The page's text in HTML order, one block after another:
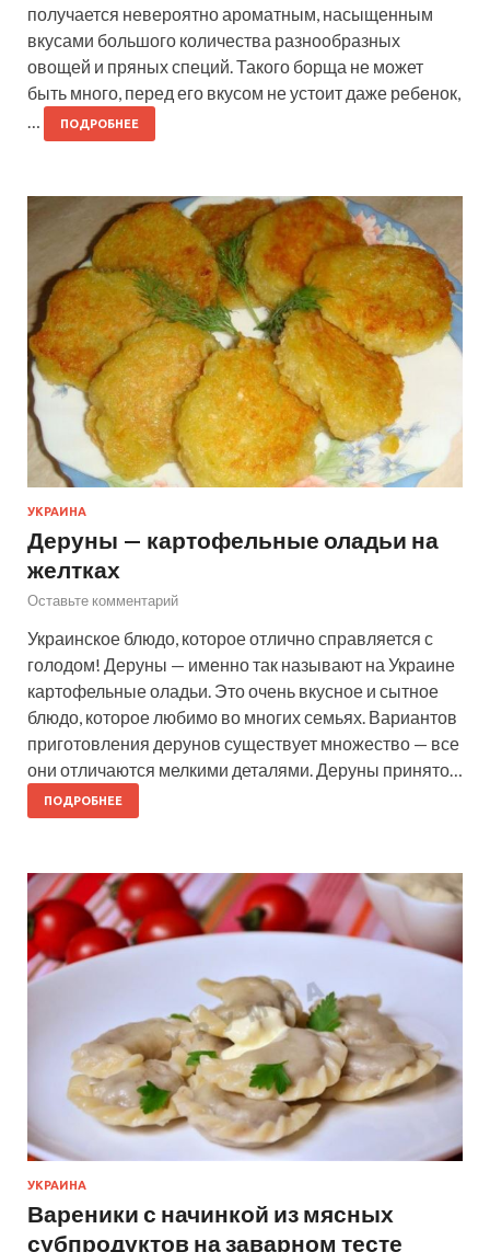
получается невероятно ароматным, насыщенным
вкусами большого количества разнообразных
овощей и пряных специй. Такого борща не может
быть много, перед его вкусом не устоит даже ребенок,
…
ПОДРОБНЕЕ
УКРАИНА
Деруны — картофельные оладьи на
желтках
Оставьте комментарий
Украинское блюдо, которое отлично справляется с
голодом! Деруны — именно так называют на Украине
картофельные оладьи. Это очень вкусное и сытное
блюдо, которое любимо во многих семьях. Вариантов
приготовления дерунов существует множество — все
они отличаются мелкими деталями. Деруны принято…
ПОДРОБНЕЕ
УКРАИНА
Вареники с начинкой из мясных
субпродуктов на заварном тесте